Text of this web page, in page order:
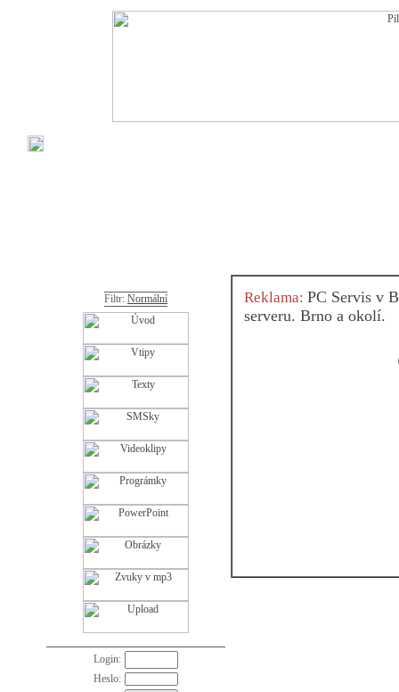
Filtr: Normální
Login:
Heslo:
Reklama: PC Servis v
serveru. Brno a okolí.